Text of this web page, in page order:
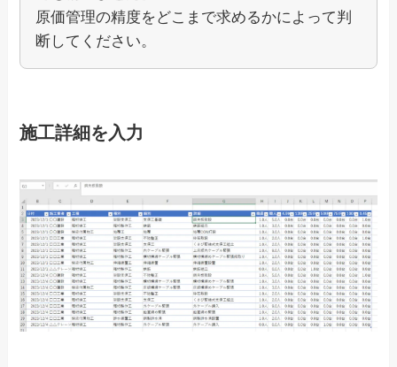
原価管理の精度をどこまで求めるかによって判
断してください。
施工詳細を入力